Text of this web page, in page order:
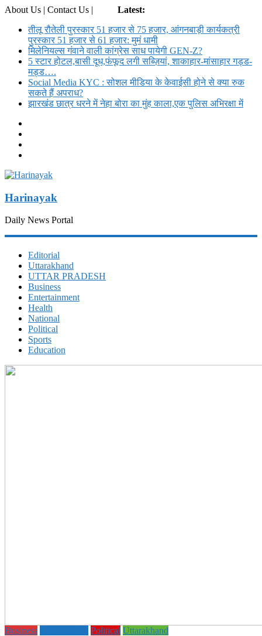
About Us | Contact Us |
Latest:
तीलू रौतेली पुरस्कार 51 हजार से 75 हजार, आंगनबाड़ी कार्यकत्री
पुरस्कार 51 हजार से 61 हजार: मुमं धामी
मिलेनियल्स गंवाने वाली कांग्रेस साध पायेगी GEN-Z?
5 स्टार होटल,बासी दूध,फंफूद लगी सब्ज़ियां, शाकाहार-मांसाहार गड्ड-
मड्ड….
Social Media KYC : सोशल मीडिया के केवाईसी होने से क्या रुक
सकते हैं अपराध?
झारखंड छात्र धरने में नेहा बोरा का मुंह काला,एक पुलिस अभिरक्षा में
Harinayak
Daily News Portal
Editorial
Uttarakhand
UTTAR PRADESH
Business
Entertainment
Health
National
Political
Sports
Education
Business Political Uttarakhand